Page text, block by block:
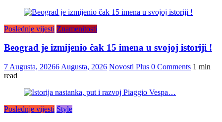
Poslednje vijesti Znamenitosti
Beograd je izmijenio čak 15 imena u svojoj istoriji !
7 Augusta, 20266 Augusta, 2026 Novosti Plus 0 Comments 1 min
read
Poslednje vijesti Style